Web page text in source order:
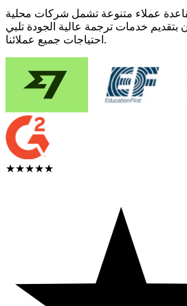
عملاء متنوعة تشمل شركات محلية
بتقديم خدمات ترجمة عالية الجودة تلبي
احتياجات جميع عملائنا.
★★★★★